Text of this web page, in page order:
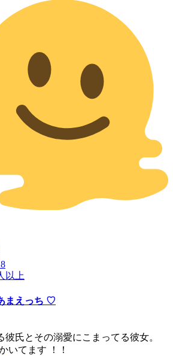
以上
まえっち ♡
彼氏とその溺愛にこまってる彼女。
いてます ！！